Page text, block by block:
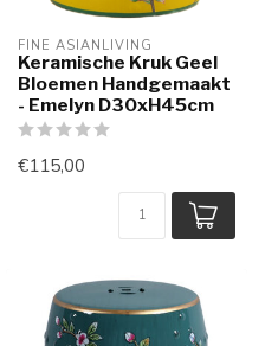
FINE ASIANLIVING
Keramische Kruk Geel
Bloemen Handgemaakt
- Emelyn D30xH45cm
€115,00